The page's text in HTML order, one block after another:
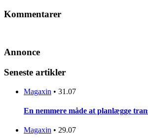
Kommentarer
Annonce
Seneste artikler
Magaxin • 31.07
En nemmere måde at planlægge
Magaxin • 29.07